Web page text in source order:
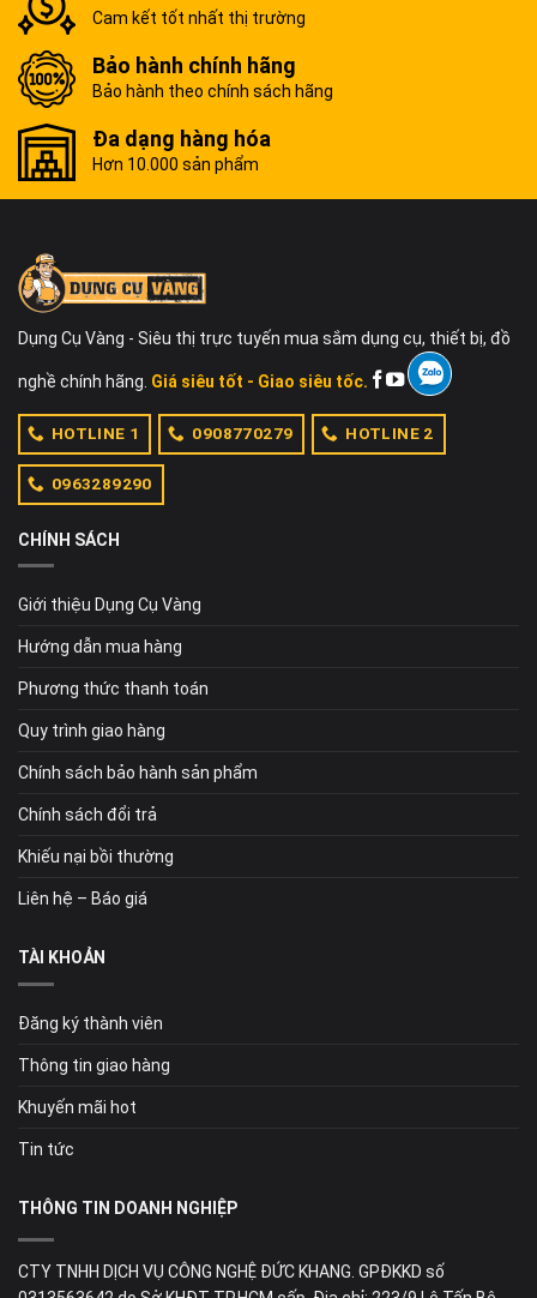
Cam kết tốt nhất thị trường
Bảo hành chính hãng
Bảo hành theo chính sách hãng
Đa dạng hàng hóa
Hơn 10.000 sản phẩm
Dụng Cụ Vàng - Siêu thị trực tuyến mua sắm dụng cụ, thiết bị, đồ
nghề chính hãng. Giá siêu tốt - Giao siêu tốc.
HOTLINE 1 0908770279 HOTLINE 2
0963289290
CHÍNH SÁCH
Giới thiệu Dụng Cụ Vàng
Hướng dẫn mua hàng
Phương thức thanh toán
Quy trình giao hàng
Chính sách bảo hành sản phẩm
Chính sách đổi trả
Khiếu nại bồi thường
Liên hệ – Báo giá
TÀI KHOẢN
Đăng ký thành viên
Thông tin giao hàng
Khuyến mãi hot
Tin tức
THÔNG TIN DOANH NGHIỆP
CTY TNHH DỊCH VỤ CÔNG NGHỆ ĐỨC KHANG. GPĐKKD số